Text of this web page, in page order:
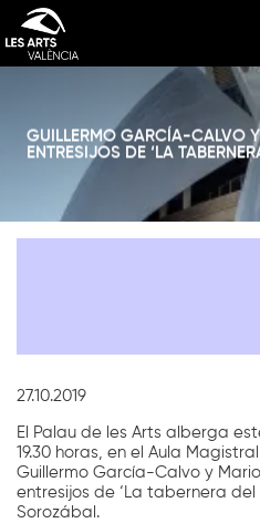
Diapositiva 1 de 1: Noticias
GUILLERMO GARCÍA-CALVO
ENTRESIJOS DE ‘LA
27.10.2019
El Palau de les Arts alberga
19.30 horas, en el Aula
Guillermo García-Calvo y
entresijos de ‘La tabernera del
Sorozábal.